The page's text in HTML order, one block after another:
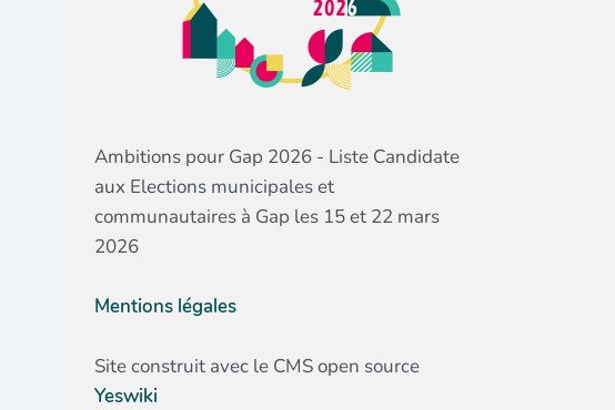
Ambitions pour Gap 2026 - Liste Candidate
aux Elections municipales et
communautaires à Gap les 15 et 22 mars
2026
Mentions légales
Site construit avec le CMS open source
Yeswiki